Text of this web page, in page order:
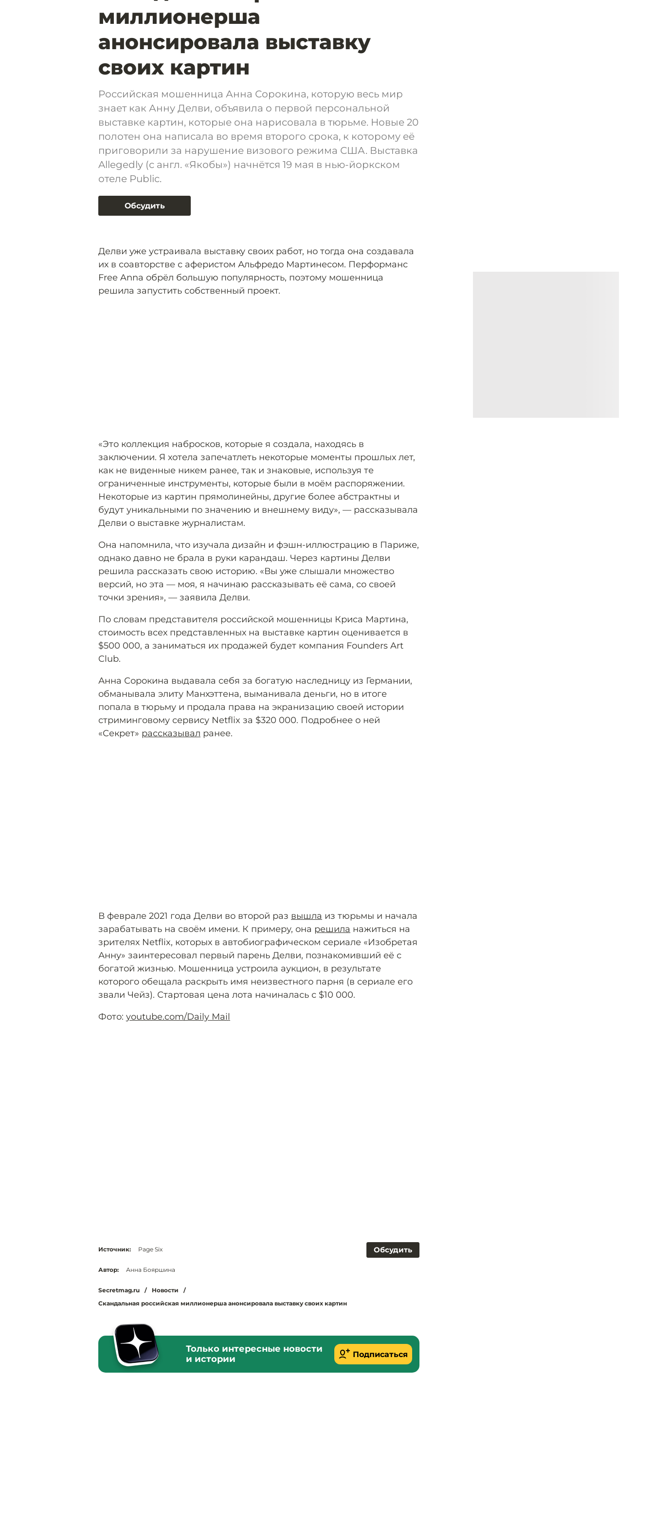
миллионерша
анонсировала выставку
своих картин
Российская мошенница Анна Сорокина, которую весь мир
знает как Анну Делви, объявила о первой персональной
выставке картин, которые она нарисовала в тюрьме. Новые 20
полотен она написала во время второго срока, к которому её
приговорили за нарушение визового режима США. Выставка
Allegedly (с англ. «Якобы») начнётся 19 мая в нью-йоркском
отеле Public.
Обсудить
Делви уже устраивала выставку своих работ, но тогда она создавала
их в соавторстве с аферистом Альфредо Мартинесом. Перформанс
Free Anna обрёл большую популярность, поэтому мошенница
решила запустить собственный проект.
«Это коллекция набросков, которые я создала, находясь в
заключении. Я хотела запечатлеть некоторые моменты прошлых лет,
как не виденные никем ранее, так и знаковые, используя те
ограниченные инструменты, которые были в моём распоряжении.
Некоторые из картин прямолинейны, другие более абстрактны и
будут уникальными по значению и внешнему виду», — рассказывала
Делви о выставке журналистам.
Она напомнила, что изучала дизайн и фэшн-иллюстрацию в Париже,
однако давно не брала в руки карандаш. Через картины Делви
решила рассказать свою историю. «Вы уже слышали множество
версий, но эта — моя, я начинаю рассказывать её сама, со своей
точки зрения», — заявила Делви.
По словам представителя российской мошенницы Криса Мартина,
стоимость всех представленных на выставке картин оценивается в
$500 000, а заниматься их продажей будет компания Founders Art
Club.
Анна Сорокина выдавала себя за богатую наследницу из Германии,
обманывала элиту Манхэттена, выманивала деньги, но в итоге
попала в тюрьму и продала права на экранизацию своей истории
стриминговому сервису Netflix за $320 000. Подробнее о ней
«Секрет» рассказывал ранее.
В феврале 2021 года Делви во второй раз вышла из тюрьмы и начала
зарабатывать на своём имени. К примеру, она решила нажиться на
зрителях Netflix, которых в автобиографическом сериале «Изобретая
Анну» заинтересовал первый парень Делви, познакомивший её с
богатой жизнью. Мошенница устроила аукцион, в результате
которого обещала раскрыть имя неизвестного парня (в сериале его
звали Чейз). Стартовая цена лота начиналась с $10 000.
Фото: youtube.com/Daily Mail
Обсудить
Источник: Page Six
Автор: Анна Бояршина
Secretmag.ru / Новости
/
Скандальная российская миллионерша анонсировала выставку своих картин
Только интересные новости
и истории
Подписаться